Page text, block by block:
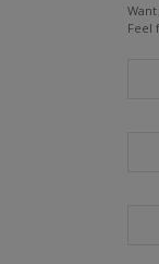
Feel